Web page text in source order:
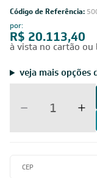
Código de Referência:
por:
R$ 20.113,40
à vista no cartão ou
veja mais opções